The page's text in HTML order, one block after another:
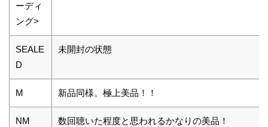
ーディ
ング>
SEALE
D
未開封の状態
M 新品同様。極上美品！！
NM 数回聴いた程度と思われるかなりの美品！